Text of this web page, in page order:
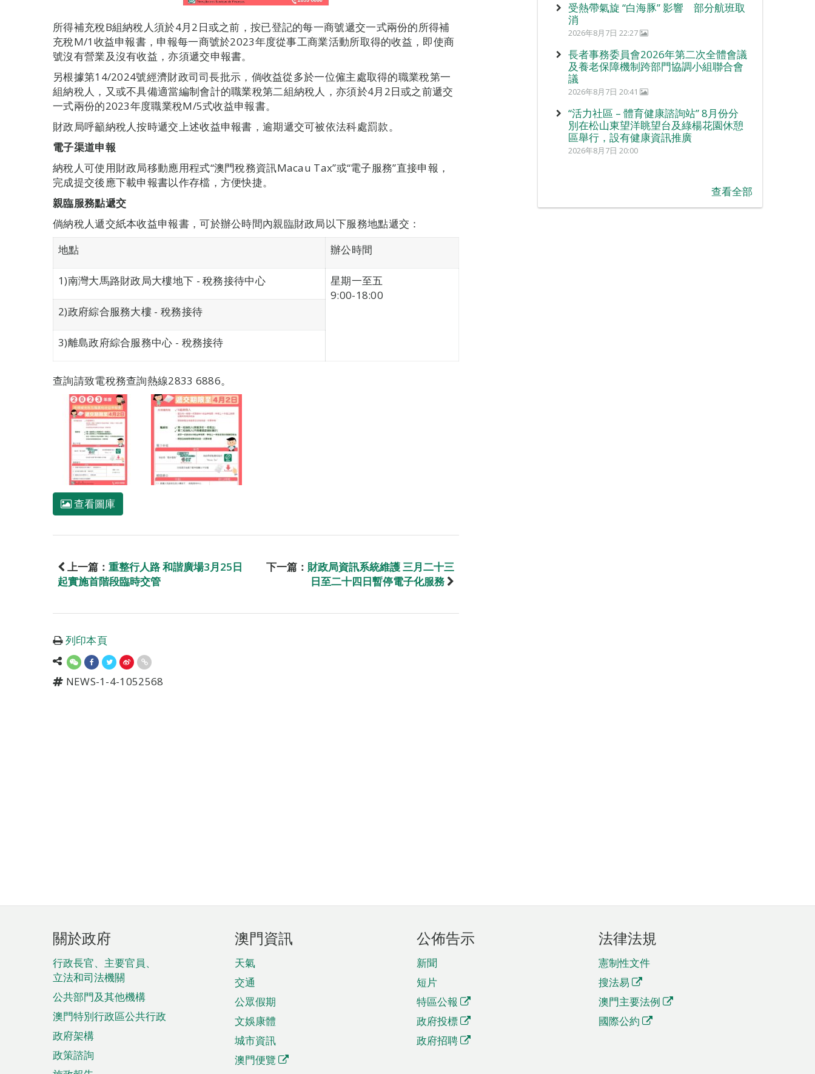
所得補充稅B組納稅人須於4月2日或之前，按已登記的每一商號遞交一式兩份的所得補
充稅M/1收益申報書，申報每一商號於2023年度從事工商業活動所取得的收益，即使商
號沒有營業及沒有收益，亦須遞交申報書。
另根據第14/2024號經濟財政司司長批示，倘收益從多於一位僱主處取得的職業稅第一
組納稅人，又或不具備適當編制會計的職業稅第二組納稅人，亦須於4月2日或之前遞交
一式兩份的2023年度職業稅M/5式收益申報書。
財政局呼籲納稅人按時遞交上述收益申報書，逾期遞交可被依法科處罰款。
電子渠道申報
納稅人可使用財政局移動應用程式“澳門稅務資訊Macau Tax”或“電子服務”直接申報，
完成提交後應下載申報書以作存檔，方便快捷。
親臨服務點遞交
倘納稅人遞交紙本收益申報書，可於辦公時間內親臨財政局以下服務地點遞交：
地點
辦公時間
1)南灣大馬路財政局大樓地下 - 稅務接待中心
星期一至五
9:00-18:00
2)政府綜合服務大樓 - 稅務接待
3)離島政府綜合服務中心 - 稅務接待
查詢請致電稅務查詢熱線2833 6886。
查看圖庫
上一篇： 重整行人路 和諧廣場3月25日
起實施首階段臨時交管
下一篇： 財政局資訊系統維護 三月二十三
日至二十四日暫停電子化服務
列印本頁
NEWS-1-4-1052568
受熱帶氣旋 “白海豚” 影響 部分航班取
消
2026年8月7日 22:27
長者事務委員會2026年第二次全體會議
及養老保障機制跨部門協調小組聯合會
議
2026年8月7日 20:41
“活力社區 – 體育健康諮詢站” 8月份分
別在松山東望洋眺望台及綠楊花園休憩
區舉行，設有健康資訊推廣
2026年8月7日 20:00
查看全部
頁
腳
菜
單
關於政府
行政長官、主要官員、
立法和司法機關
公共部門及其他機構
澳門特別行政區公共行政
政府架構
政策諮詢
澳門資訊
天氣
交通
公眾假期
文娛康體
城市資訊
澳門便覽
公佈告示
新聞
短片
特區公報
政府投標
政府招聘
法律法規
憲制性文件
搜法易
澳門主要法例
國際公約